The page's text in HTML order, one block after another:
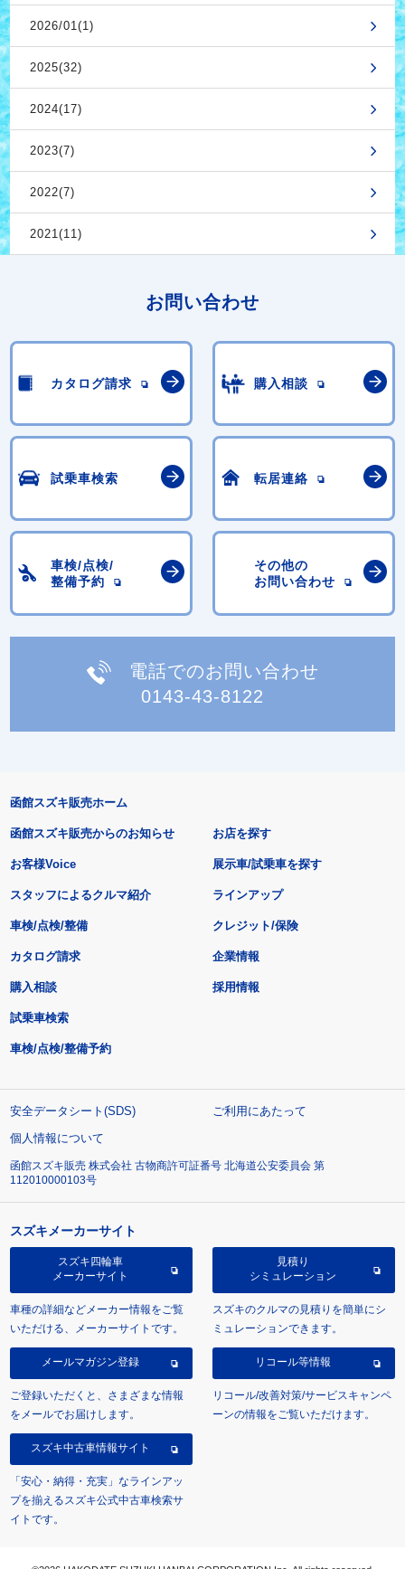
2026/01(1)
2025(32)
2024(17)
2023(7)
2022(7)
2021(11)
お問い合わせ
カタログ請求 購入相談
試乗車検索 転居連絡
車検/点検/
整備予約
その他の
お問い合わせ
電話でのお問い合わせ
0143-43-8122
函館スズキ販売ホーム
函館スズキ販売からのお知らせ
お客様Voice
スタッフによるクルマ紹介
お店を探す
展示車/試乗車を探す
ラインアップ
車検/点検/整備 クレジット/保険
カタログ請求
購入相談
試乗車検索
車検/点検/整備予約
企業情報
採用情報
安全データシート(SDS)
ご利用にあたって
個人情報について
函館スズキ販売 株式会社 古物商許可証番号 北海道公安委員会 第
112010000103号
スズキメーカーサイト
スズキ四輪車
メーカーサイト
車種の詳細などメーカー情報をご覧
いただける、メーカーサイトです。
見積り
シミュレーション
スズキのクルマの見積りを簡単にシ
ミュレーションできます。
メールマガジン登録
ご登録いただくと、さまざまな情報
をメールでお届けします。
リコール等情報
リコール/改善対策/サービスキャンペ
ーンの情報をご覧いただけます。
スズキ中古車情報サイト
「安心・納得・充実」なラインアッ
プを揃えるスズキ公式中古車検索サ
イトです。